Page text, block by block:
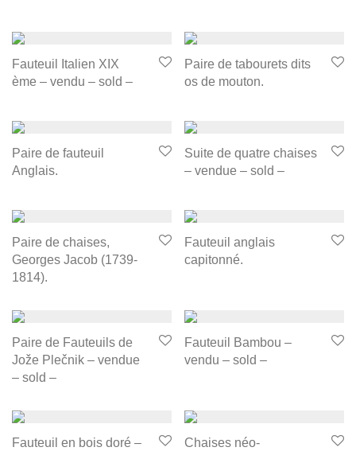
Fauteuil Italien XIX
ème – vendu – sold –
Paire de tabourets dits
os de mouton.
Paire de fauteuil
Anglais.
Suite de quatre chaises
– vendue – sold –
Paire de chaises,
Georges Jacob (1739-
1814).
Fauteuil anglais
capitonné.
Paire de Fauteuils de
Jože Plečnik – vendue
– sold –
Fauteuil Bambou –
vendu – sold –
Fauteuil en bois doré –
Chaises néo-